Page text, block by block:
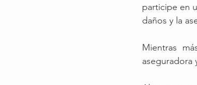
participe en
daños y la
Mientras
aseguradora